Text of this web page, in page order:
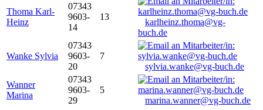
Thoma Karl-
Heinz
07343
9603-
14
13
karlheinz.thoma@vg-
buch.de
Wanke Sylvia
07343
9603-
20
7
sylvia.wanke@vg-buch.de
Wanner
Marina
07343
9603-
29
5
marina.wanner@vg-buch.de